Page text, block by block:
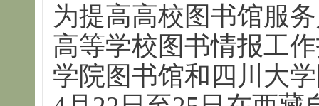
为提高高校图书馆服
高等学校图书情报工
学院图书馆和四川大